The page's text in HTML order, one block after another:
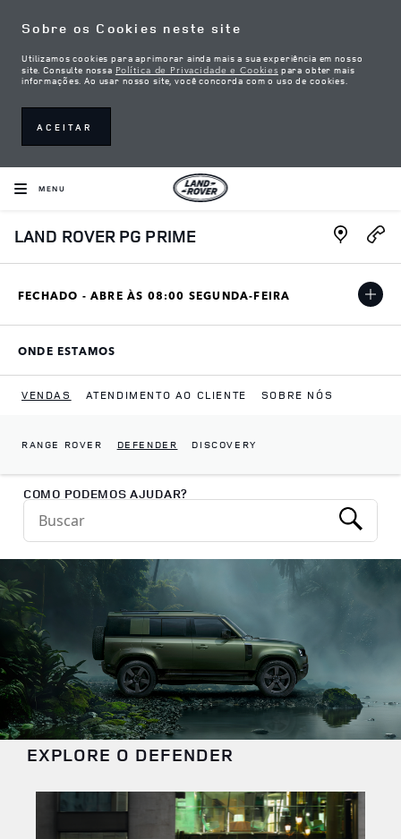
Sobre os Cookies neste site
Utilizamos cookies para aprimorar ainda mais a sua experiência em nosso
site. Consulte nossa Política de Privacidade e Cookies para obter mais
informações. Ao usar nosso site, você concorda com o uso de cookies.
ACEITAR
MENU
LAND ROVER PG PRIME Link
FECHADO - ABRE ÀS 08:00 SEGUNDA-FEIRA
ONDE ESTAMOS
LINK OPENS IN NEW TAB
VENDAS ATENDIMENTO AO CLIENTE SOBRE NÓS
RANGE ROVER DEFENDER DISCOVERY
Return to Nav
COMO PODEMOS AJUDAR?
Conduct a search
Submit
EXPLORE O DEFENDER